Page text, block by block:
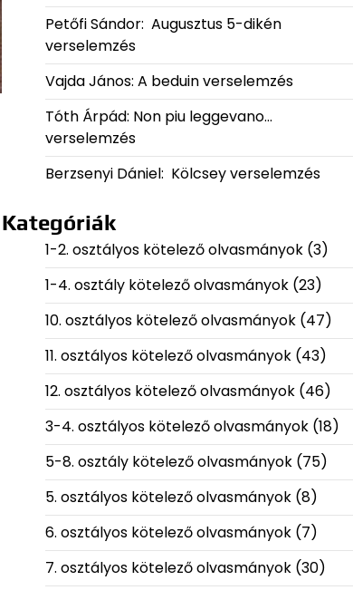
Petőfi Sándor: Augusztus 5-dikén
verselemzés
Vajda János: A beduin verselemzés
Tóth Árpád: Non piu leggevano…
verselemzés
Berzsenyi Dániel: Kölcsey verselemzés
Kategóriák
1-2. osztályos kötelező olvasmányok(3)
1-4. osztály kötelező olvasmányok(23)
10. osztályos kötelező olvasmányok(47)
11. osztályos kötelező olvasmányok(43)
12. osztályos kötelező olvasmányok(46)
3-4. osztályos kötelező olvasmányok(18)
5-8. osztály kötelező olvasmányok(75)
5. osztályos kötelező olvasmányok(8)
6. osztályos kötelező olvasmányok(7)
7. osztályos kötelező olvasmányok(30)